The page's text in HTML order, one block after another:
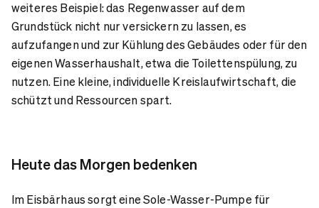
weiteres Beispiel: das Regenwasser auf dem
Grundstück nicht nur versickern zu lassen, es
aufzufangen und zur Kühlung des Gebäudes oder für den
eigenen Wasserhaushalt, etwa die Toilettenspülung, zu
nutzen. Eine kleine, individuelle Kreislaufwirtschaft, die
schützt und Ressourcen spart.
Heute das Morgen bedenken
Im Eisbärhaus sorgt eine Sole-Wasser-Pumpe für